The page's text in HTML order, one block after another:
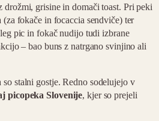
drožmi, grisine in domači toast. Pri peki
fokače in focaccia sendviče) ter
pic in fokač nudijo tudi izbrane
– bao buns z natrgano svinjino ali
stalni gostje. Redno sodelujejo v
picopeka Slovenije, kjer so prejeli